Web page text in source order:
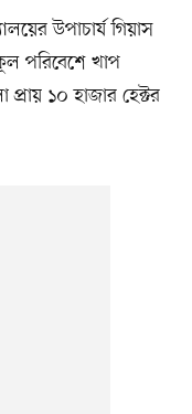
উপাচার্য গিয়াস
পরিবেশে খাপ
১০ হাজার হেক্টর